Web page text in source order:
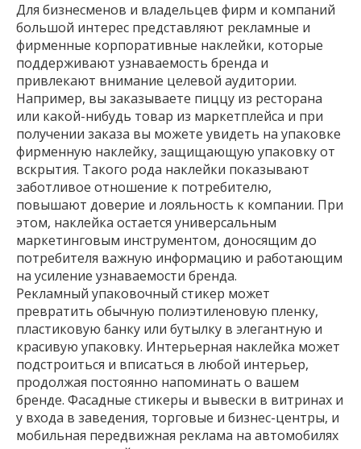
Для бизнесменов и владельцев фирм и компаний
большой интерес представляют рекламные и
фирменные корпоративные наклейки, которые
поддерживают узнаваемость бренда и
привлекают внимание целевой аудитории.
Например, вы заказываете пиццу из ресторана
или какой-нибудь товар из маркетплейса и при
получении заказа вы можете увидеть на упаковке
фирменную наклейку, защищающую упаковку от
вскрытия. Такого рода наклейки показывают
заботливое отношение к потребителю,
повышают доверие и лояльность к компании. При
этом, наклейка остается универсальным
маркетинговым инструментом, доносящим до
потребителя важную информацию и работающим
на усиление узнаваемости бренда.
Рекламный упаковочный стикер может
превратить обычную полиэтиленовую пленку,
пластиковую банку или бутылку в элегантную и
красивую упаковку. Интерьерная наклейка может
подстроиться и вписаться в любой интерьер,
продолжая постоянно напоминать о вашем
бренде. Фасадные стикеры и вывески в витринах и
у входа в заведения, торговые и бизнес-центры, и
мобильная передвижная реклама на автомобилях